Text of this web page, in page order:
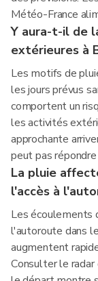
Météo-France
Y aura-t-il de
extérieures à
Les motifs de
les jours prévus
comportent un
les activités
approchante
peut pas
La pluie
l'accès à
Les écoulements
l'autoroute dans
augmentent
Consulter le